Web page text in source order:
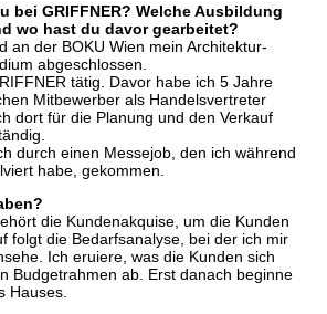
bei GRIFFNER? Welche Ausbildung
wo hast du davor gearbeitet?
an der BOKU Wien mein Architektur-
abgeschlossen.
tätig. Davor habe ich 5 Jahre
Mitbewerber als Handelsvertreter
dort für die Planung und den Verkauf
durch einen Messejob, den ich während
habe, gekommen.
die Kundenakquise, um die Kunden
folgt die Bedarfsanalyse, bei der ich mir
Ich eruiere, was die Kunden sich
Budgetrahmen ab. Erst danach beginne
Hauses.